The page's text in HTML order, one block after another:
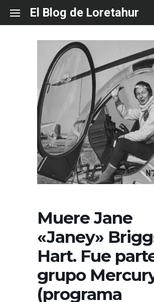
content
El Blog de Loretahur
Muere Jane
«Janey»
Hart. Fue
grupo
(programa